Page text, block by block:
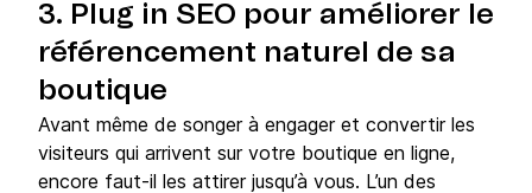
3. Plug in SEO pour améliorer le
référencement naturel de sa
boutique
Avant même de songer à engager et convertir les
visiteurs qui arrivent sur votre boutique en ligne,
encore faut-il les attirer jusqu’à vous. L’un des